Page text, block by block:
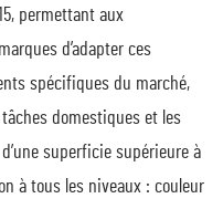
permettant aux
d’adapter ces
spécifiques du marché,
domestiques et les
superficie supérieure à
à tous les niveaux : couleur